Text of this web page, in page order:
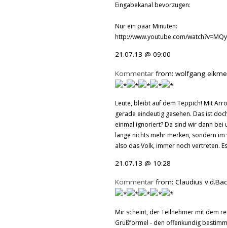
Eingabekanal bevorzugen:
Nur ein paar Minuten:
http://www.youtube.com/
21.07.13 @ 09:00
Kommentar from: wolfgang
Leute, bleibt auf dem Teppich! Mit
gerade eindeutig gesehen. Das ist
einmal ignoriert? Da sind wir dann
lange nichts mehr merken, sondern
also das Volk, immer noch vertreten.
21.07.13 @ 10:28
Kommentar from: Claudius
Mir scheint, der Teilnehmer mit dem
Grußformel - den offenkundig